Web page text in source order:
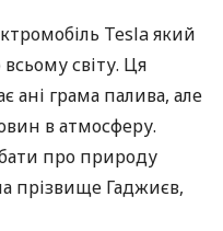
Tesla який
світу. Ця
грама палива, але
в атмосферу.
про природу
прізвище Гаджиєв,